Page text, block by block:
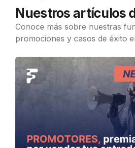
Nuestros artículos
Conoce más sobre nuestras
promociones y casos de éxito